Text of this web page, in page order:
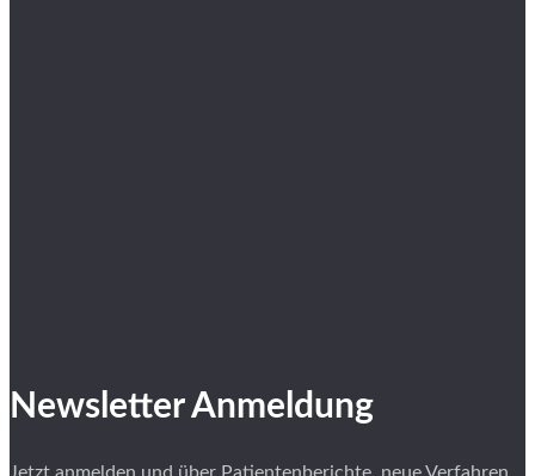
Newsletter Anmeldung
Jetzt anmelden und über Patientenberichte, neue Verfahren